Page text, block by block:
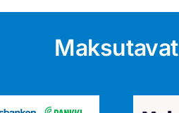
Maksutavat